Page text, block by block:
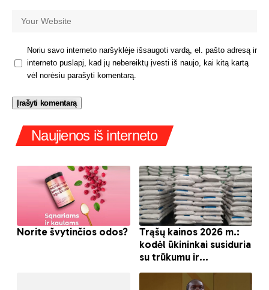
Noriu savo interneto naršyklėje išsaugoti vardą, el. pašto adresą ir
interneto puslapį, kad jų nebereiktų įvesti iš naujo, kai kitą kartą
vėl norėsiu parašyti komentarą.
Naujienos iš interneto